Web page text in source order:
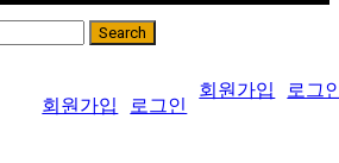
Search
회원가입 로그
회원가입 로그인